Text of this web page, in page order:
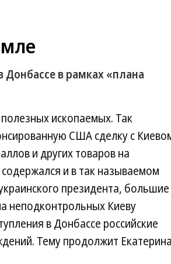
в рамках «плана
ископаемых. Так
США сделку с
и других товаров на
и в так называемом
президента, большие
неподконтрольных Киеву
в Донбассе российские
Тему продолжит Екатерина